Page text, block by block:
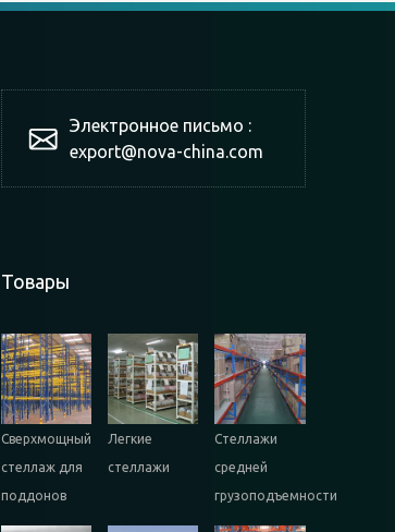
Электронное письмо :
export@nova-china.com
Товары
Сверхмощный
стеллаж для
поддонов
Легкие
стеллажи
Стеллажи
средней
грузоподъемности